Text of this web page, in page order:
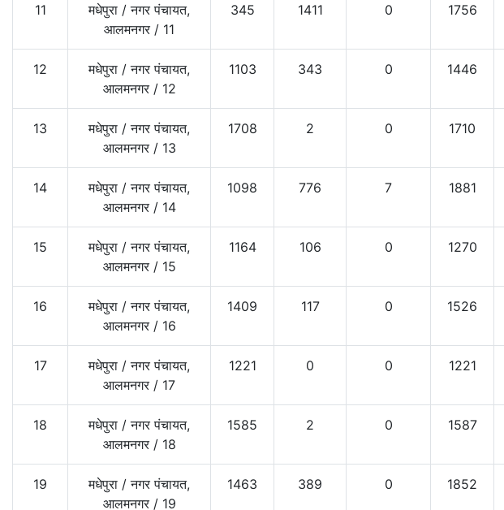
11 मधेपुरा /नगर पंचायत,
आलमनगर / 11
345 1411 0 1756
12 मधेपुरा /नगर पंचायत,
आलमनगर / 12
1103 343 0 1446
13 मधेपुरा /नगर पंचायत,
आलमनगर / 13
1708 2 0 1710
14 मधेपुरा /नगर पंचायत,
आलमनगर / 14
1098 776 7 1881
15 मधेपुरा /नगर पंचायत,
आलमनगर / 15
1164 106 0 1270
16 मधेपुरा /नगर पंचायत,
आलमनगर / 16
1409 117 0 1526
17 मधेपुरा /नगर पंचायत,
आलमनगर / 17
1221 0 0 1221
18 मधेपुरा /नगर पंचायत,
आलमनगर / 18
1585 2 0 1587
19 मधेपुरा /नगर पंचायत,
आलमनगर / 19
1463 389 0 1852